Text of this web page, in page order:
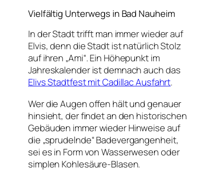
Vielfältig Unterwegs in Bad Nauheim
In der Stadt trifft man immer wieder auf
Elvis, denn die Stadt ist natürlich Stolz
auf ihren „Ami“. Ein Höhepunkt im
Jahreskalender ist demnach auch das
Elivs Stadtfest mit Cadillac Ausfahrt.
Wer die Augen offen hält und genauer
hinsieht, der findet an den historischen
Gebäuden immer wieder Hinweise auf
die „sprudelnde“ Badevergangenheit,
sei es in Form von Wasserwesen oder
simplen Kohlesäure-Blasen.